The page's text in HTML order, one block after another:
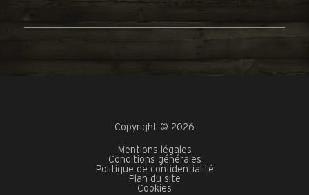
Copyright © 2026
Mentions légales
Conditions générales
Politique de confidentialité
Plan du site
Cookies